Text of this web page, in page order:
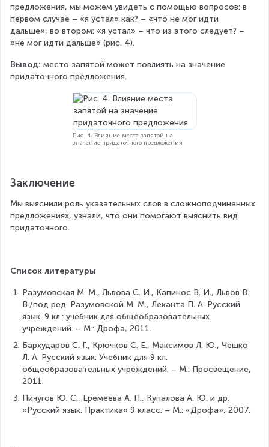
предложения, мы можем увидеть с помощью вопросов: в
первом случае – «я устал» как? – «что не мог идти
дальше», во втором: «я устал» – что из этого следует? –
«не мог идти дальше» (рис. 4).
Вывод: место запятой может повлиять на значение
придаточного предложения.
Рис. 4. Влияние места запятой на
значение придаточного предложения
Заключение
Мы выяснили роль указательных слов в сложноподчиненных
предложениях, узнали, что они помогают выяснить вид
придаточного.
Список литературы
Разумовская М. М., Львова С. И., Капинос В. И., Львов В.
В./под ред. Разумовской М. М., Леканта П. А. Русский
язык. 9 кл.: учебник для общеобразовательных
учреждений. – М.: Дрофа, 2011.
Бархударов С. Г., Крючков С. Е., Максимов Л. Ю., Чешко
Л. А. Русский язык: Учебник для 9 кл.
общеобразовательных учреждений. – М.: Просвещение,
2011.
Пичугов Ю. С., Еремеева А. П., Купалова А. Ю. и др.
«Русский язык. Практика» 9 класс. – М.: «Дрофа», 2007.